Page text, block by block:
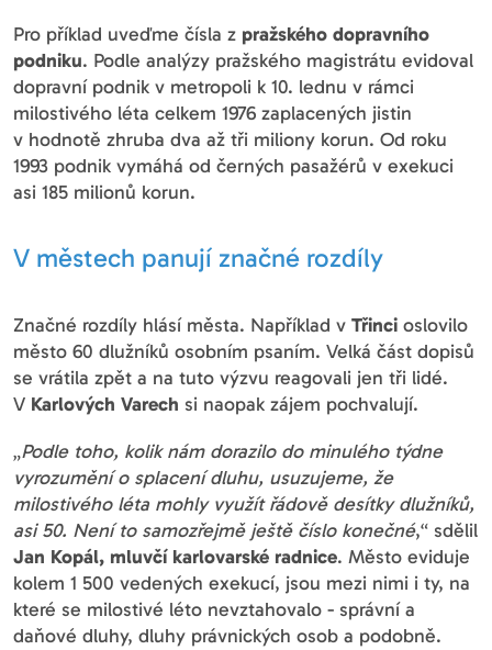
Pro příklad uveďme čísla z pražského dopravního
podniku. Podle analýzy pražského magistrátu evidoval
dopravní podnik v metropoli k 10. lednu v rámci
milostivého léta celkem 1976 zaplacených jistin
v hodnotě zhruba dva až tři miliony korun. Od roku
1993 podnik vymáhá od černých pasažérů v exekuci
asi 185 milionů korun.
V městech panují značné rozdíly
Značné rozdíly hlásí města. Například v Třinci oslovilo
město 60 dlužníků osobním psaním. Velká část dopisů
se vrátila zpět a na tuto výzvu reagovali jen tři lidé.
V Karlových Varech si naopak zájem pochvalují.
„Podle toho, kolik nám dorazilo do minulého týdne
vyrozumění o splacení dluhu, usuzujeme, že
milostivého léta mohly využít řádově desítky dlužníků,
asi 50. Není to samozřejmě ještě číslo konečné,“ sdělil
Jan Kopál, mluvčí karlovarské radnice. Město eviduje
kolem 1 500 vedených exekucí, jsou mezi nimi i ty, na
které se milostivé léto nevztahovalo - správní a
daňové dluhy, dluhy právnických osob a podobně.